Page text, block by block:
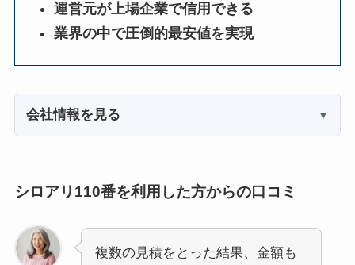
運営元が上場企業で信用できる
業界の中で圧倒的最安値を実現
会社情報を見る
シロアリ110番を利用した方からの口コミ
複数の見積をとった結果、金額も